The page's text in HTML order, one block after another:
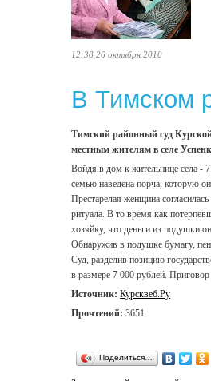
12:38 26 октября 2010
В Тимском
Тимский районный суд
местным жителям в селе
Войдя в дом к жительнице села -
семью наведена порча, которую
Престарелая женщина
ритуала. В то время как
хозяйку, что деньги из подушки
Обнаружив в подушке бумагу,
Суд, разделив позицию
в размере 7 000 рублей.
Источник: Курсквеб.Ру
Прочтений: 3651
Поделиться…